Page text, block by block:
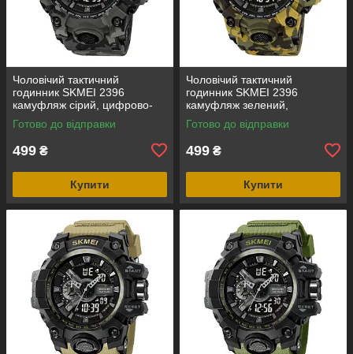
Чоловічий тактичний
годинник SKMEI 2396
камуфляж сірий, цифрово-
аналоговий, водозахист 5
ATM
Готово до відправки
499 ₴
Купити
Чоловічий тактичний
годинник SKMEI 2396
камуфляж зелений,
цифрово-аналоговий,
водозахист 5 ATM
Готово до відправки
499 ₴
Купити